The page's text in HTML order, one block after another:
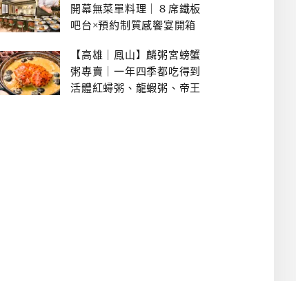
開幕無菜單料理｜８席鐵板
吧台×預約制質感饗宴開箱
【高雄｜鳳山】麟粥宮螃蟹
粥專賣｜一年四季都吃得到
活體紅蟳粥、龍蝦粥、帝王